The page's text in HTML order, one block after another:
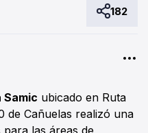
182
Samic ubicado en Ruta
de Cañuelas realizó una
las áreas de